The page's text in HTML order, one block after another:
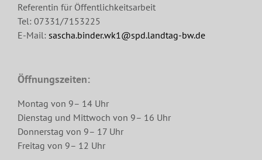
Referentin für Öffentlichkeitsarbeit
Tel: 07331/7153225
E-Mail: sascha.binder.wk1@spd.landtag-bw.de
Öffnungszeiten:
Montag von 9– 14 Uhr
Dienstag und Mittwoch von 9– 16 Uhr
Donnerstag von 9– 17 Uhr
Freitag von 9– 12 Uhr